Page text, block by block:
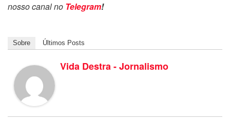
nosso canal no Telegram!
Sobre Últimos Posts
Vida Destra - Jornalismo